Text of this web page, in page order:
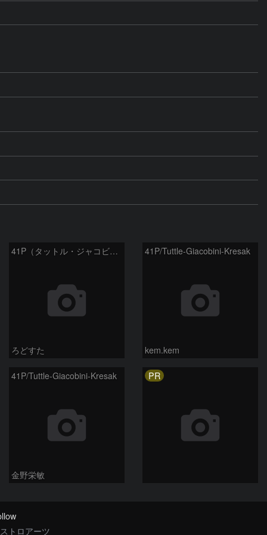
41P（タットル・ジャコビニ・クレサック彗星）
ろどすた
41P/Tuttle-Giacobini-Kresak
kem.kem
41P/Tuttle-Giacobini-Kresak
金野栄敏
PR
トロアーツ